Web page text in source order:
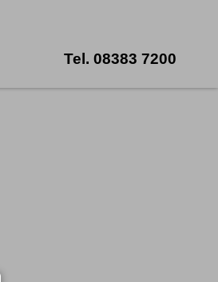
Tel. 08383 7200